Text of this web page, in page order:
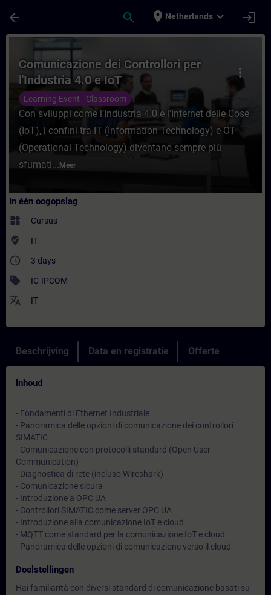
arrow_back search place Netherlands expand_more login
Cursus - Comunicazione dei Controllori
more_vert
Comunicazione dei Controllori per
l'Industria 4.0 e IoT
Learning Event - Classroom
Con sviluppi come l’Industria 4.0 e l’Internet delle Cose
(IoT), i confini tra IT (Information Technology) e OT
(Operational Technology) diventano sempre più
sfumati... Meer
In één oogopslag
widgets Cursus
where_to_vote IT
access_time 3 days
sell IC-IPCOM
translate IT
Beschrijving Data en registratie Offerte
Inhoud
- Fondamenti di Ethernet Industriale
- Panoramica delle opzioni di comunicazione dei controllori
SIMATIC
- Comunicazione con protocolli standard (Open User
Communication)
- Diagnostica di rete (incluso Wireshark)
- Comunicazione sicura
- Introduzione a OPC UA
- Controllori SIMATIC come server OPC UA
- Introduzione alla comunicazione IoT e cloud
- MQTT come standard per la comunicazione IoT e cloud
- Panoramica delle opzioni di comunicazione verso il cloud
Doelstellingen
Hai familiarità con diversi standard di comunicazione basati su